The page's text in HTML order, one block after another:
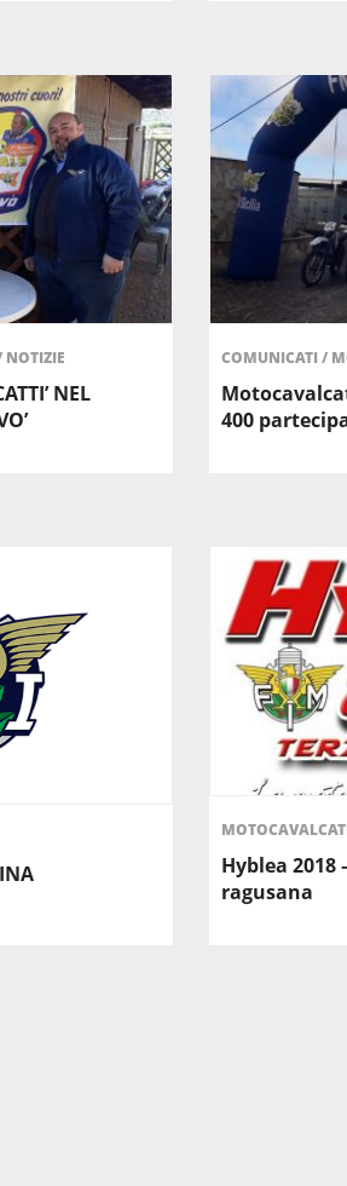
NOTIZIE
NEL
COMUNICATI/
400
Hyblea 2018
ragusana